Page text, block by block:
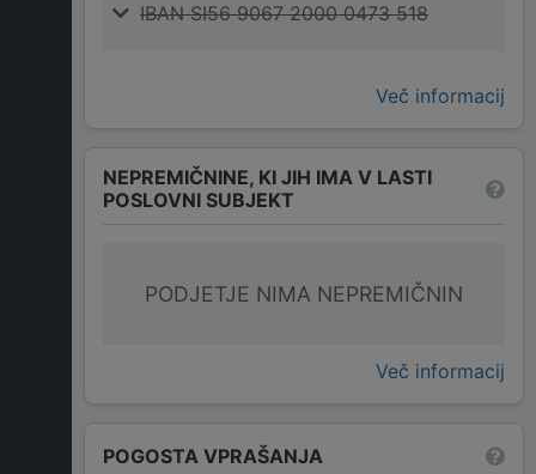
IBAN SI56 9067 2000 0473 518
Več informacij
NEPREMIČNINE, KI JIH IMA V LASTI
POSLOVNI SUBJEKT
PODJETJE NIMA NEPREMIČNIN
Več informacij
POGOSTA VPRAŠANJA